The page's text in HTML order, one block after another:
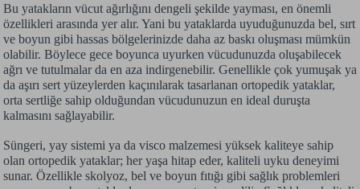
Bu yatakların vücut ağırlığını dengeli şekilde yayması, en önemli
özellikleri arasında yer alır. Yani bu yataklarda uyuduğunuzda bel, sırt
ve boyun gibi hassas bölgelerinizde daha az baskı oluşması mümkün
olabilir. Böylece gece boyunca uyurken vücudunuzda oluşabilecek
ağrı ve tutulmalar da en aza indirgenebilir. Genellikle çok yumuşak ya
da aşırı sert yüzeylerden kaçınılarak tasarlanan ortopedik yataklar,
orta sertliğe sahip olduğundan vücudunuzun en ideal duruşta
kalmasını sağlayabilir.
Süngeri, yay sistemi ya da visco malzemesi yüksek kaliteye sahip
olan ortopedik yataklar; her yaşa hitap eder, kaliteli uyku deneyimi
sunar. Özellikle skolyoz, bel ve boyun fıtığı gibi sağlık problemleri